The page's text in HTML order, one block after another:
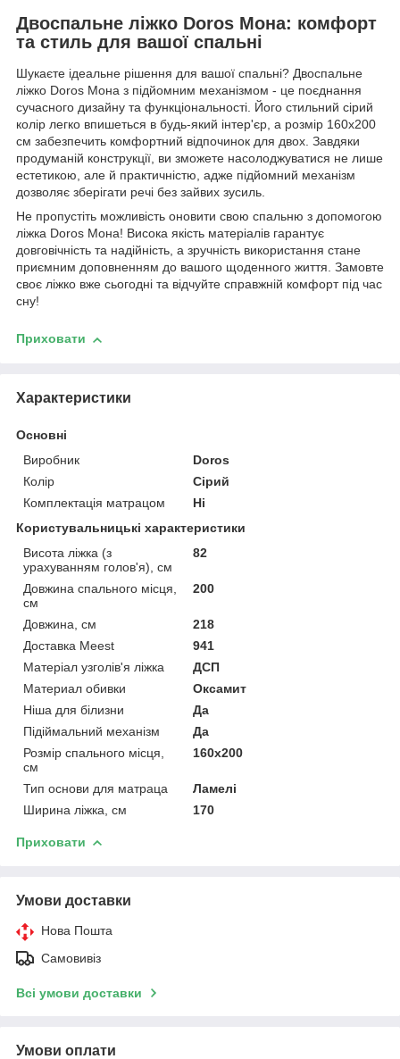
Двоспальне ліжко Doros Мона: комфорт
та стиль для вашої спальні
Шукаєте ідеальне рішення для вашої спальні? Двоспальне
ліжко Doros Мона з підйомним механізмом - це поєднання
сучасного дизайну та функціональності. Його стильний сірий
колір легко впишеться в будь-який інтер'єр, а розмір 160x200
см забезпечить комфортний відпочинок для двох. Завдяки
продуманій конструкції, ви зможете насолоджуватися не лише
естетикою, але й практичністю, адже підйомний механізм
дозволяє зберігати речі без зайвих зусиль.
Не пропустіть можливість оновити свою спальню з допомогою
ліжка Doros Мона! Висока якість матеріалів гарантує
довговічність та надійність, а зручність використання стане
приємним доповненням до вашого щоденного життя. Замовте
своє ліжко вже сьогодні та відчуйте справжній комфорт під час
сну!
Приховати
Характеристики
Основні
Виробник
Doros
Колір
Сірий
Комплектація матрацом
Ні
Користувальницькі характеристики
Висота ліжка (з
урахуванням голов'я), см
82
Довжина спального місця,
см
200
Довжина, см
218
Доставка Meest
941
Матеріал узголів'я ліжка
ДСП
Материал обивки
Оксамит
Ніша для білизни
Да
Підіймальний механізм
Да
Розмір спального місця,
см
160х200
Тип основи для матраца
Ламелі
Ширина ліжка, см
170
Приховати
Умови доставки
Нова Пошта
Самовивіз
Всі умови доставки
Умови оплати